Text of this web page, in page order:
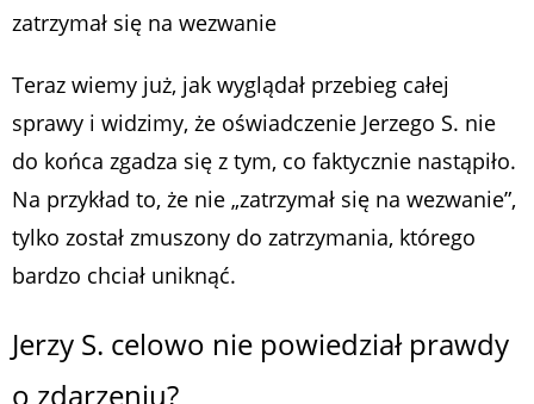
zatrzymał się na wezwanie
Teraz wiemy już, jak wyglądał przebieg całej
sprawy i widzimy, że oświadczenie Jerzego S. nie
do końca zgadza się z tym, co faktycznie nastąpiło.
Na przykład to, że nie „zatrzymał się na wezwanie”,
tylko został zmuszony do zatrzymania, którego
bardzo chciał uniknąć.
Jerzy S. celowo nie powiedział prawdy
o zdarzeniu?